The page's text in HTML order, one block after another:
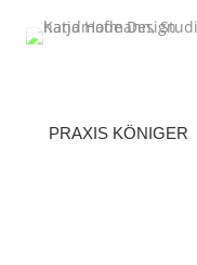
PRAXIS KÖNIGER